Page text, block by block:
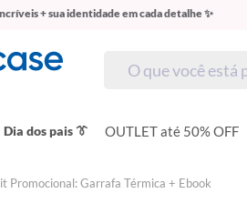
+ sua identidade em cada detalhe ✨
Dia dos pais 👔 OUTLET até 50% OFF
Promocional: Garrafa Térmica + Ebook